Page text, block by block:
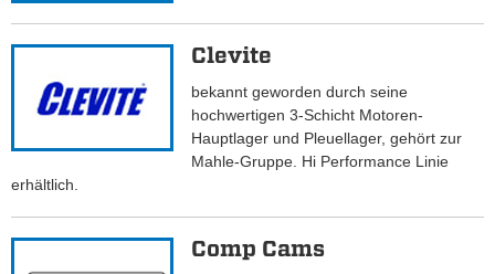
Clevite
bekannt geworden durch seine
hochwertigen 3-Schicht Motoren-
Hauptlager und Pleuellager, gehört zur
Mahle-Gruppe. Hi Performance Linie
erhältlich.
Comp Cams